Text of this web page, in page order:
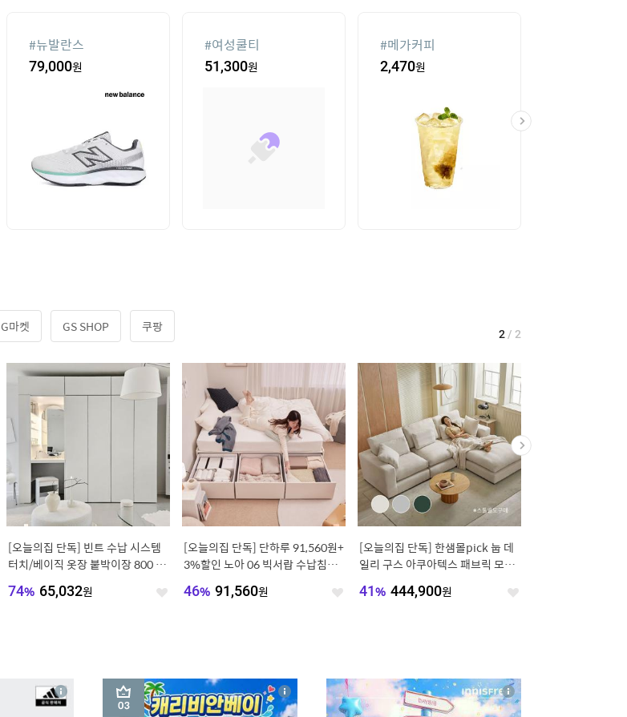
#뉴발란스
79,000원
#여성쿨티
51,300원
#메가커피
2,470원
G마켓 GS SHOP 쿠팡
[오늘의집 단독] 빈트 수납 시스템
터치/베이직 옷장 붙박이장 800 시
74% 65,032원 좋
[오늘의집 단독] 단하루 91,560원+
3%할인 노아 06 빅서랍 수납침대
46% 91,560원 좋
[오늘의집 단독] 한샘몰pick 눕 데
일리 구스 아쿠아텍스 패브릭 모듈
41% 444,900원 좋
2 / 2
상
세
3
상
세
4
상
세